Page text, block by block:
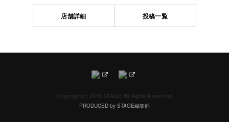
店舗詳細 投稿一覧
Copyright(c) 2019 STAGE All Rights Reserved
PRODUCED by STAGE編集部